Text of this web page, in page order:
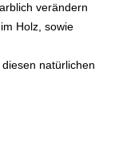
verändern
Holz, sowie
natürlichen